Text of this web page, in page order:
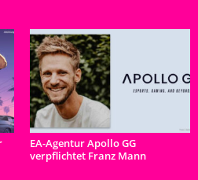
EA-Agentur Apollo GG
verpflichtet Franz Mann